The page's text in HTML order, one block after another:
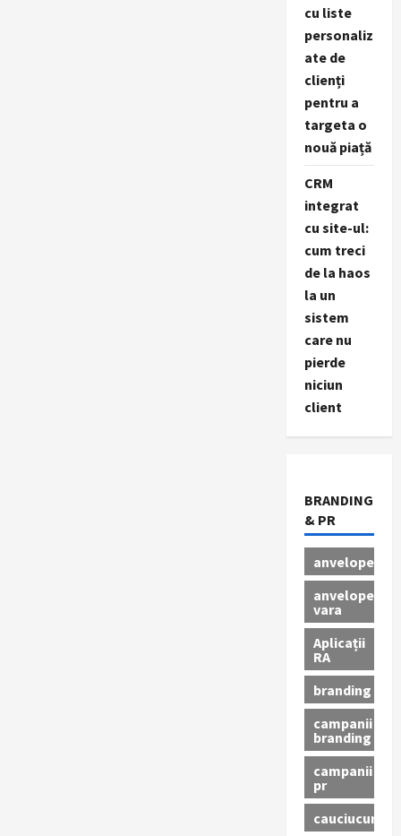
cu liste
personaliz
ate de
clienți
pentru a
targeta o
nouă piață
CRM
integrat
cu site-ul:
cum treci
de la haos
la un
sistem
care nu
pierde
niciun
client
BRANDING
& PR
anvelope
anvelope
vara
Aplicații
RA
branding
campanii
branding
campanii
pr
cauciucuri